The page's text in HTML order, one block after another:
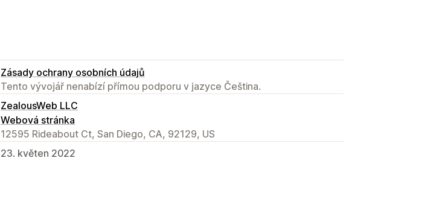
Zásady ochrany osobních údajů
Tento vývojář nenabízí přímou podporu v jazyce Čeština.
ZealousWeb LLC
Webová stránka
12595 Rideabout Ct, San Diego, CA, 92129, US
23. květen 2022